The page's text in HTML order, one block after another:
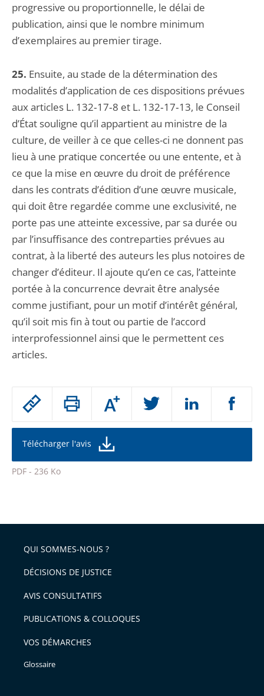
Passer
partage
de
l'article
pour
Augmenter
ou
la
de
la
police
Télécharger l'avis
PDF - 236 Ko
l'article
pour
avant
progressive ou proportionnelle, le délai de
publication, ainsi que le nombre minimum
d’exemplaires au premier tirage.
25. Ensuite, au stade de la détermination des
modalités d’application de ces dispositions prévues
aux articles L. 132‑17‑8 et L. 132‑17‑13, le Conseil
d’État souligne qu’il appartient au ministre de la
culture, de veiller à ce que celles-ci ne donnent pas
lieu à une pratique concertée ou une entente, et à
ce que la mise en œuvre du droit de préférence
dans les contrats d’édition d’une œuvre musicale,
qui doit être regardée comme une exclusivité, ne
porte pas une atteinte excessive, par sa durée ou
par l’insuffisance des contreparties prévues au
contrat, à la liberté des auteurs les plus notoires de
changer d’éditeur. Il ajoute qu’en ce cas, l’atteinte
portée à la concurrence devrait être analysée
comme justifiant, pour un motif d’intérêt général,
qu’il soit mis fin à tout ou partie de l’accord
interprofessionnel ainsi que le permettent ces
articles.
QUI SOMMES-NOUS ?
DÉCISIONS DE JUSTICE
AVIS CONSULTATIFS
PUBLICATIONS & COLLOQUES
VOS DÉMARCHES
Glossaire